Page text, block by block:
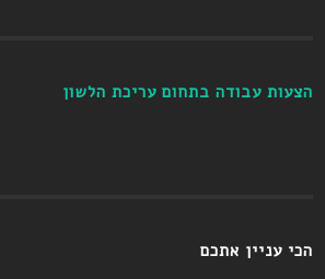
הצעות עבודה בתחום עריכת הלשון
הכי עניין אתכם